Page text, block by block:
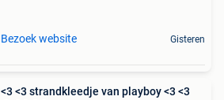
Bezoek website Gisteren
<3 <3 strandkleedje van playboy <3 <3